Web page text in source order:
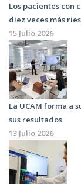
Los pacientes con
diez veces más
15 Julio 2026
La UCAM forma a
sus resultados
13 Julio 2026